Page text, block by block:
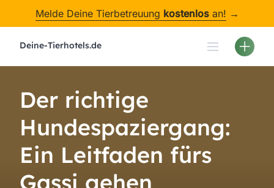
Melde Deine Tierbetreuung kostenlosan! →
Deine-Tierhotels.de
Der richtige
Hundespaziergang:
Ein Leitfaden fürs
Gassi gehen